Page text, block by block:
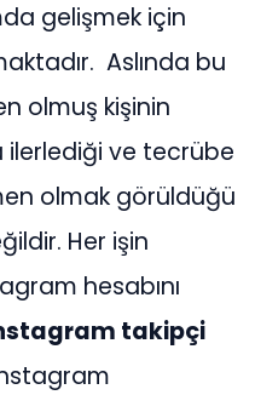
gelişmek için
Aslında bu
olmuş kişinin
ve tecrübe
olmak görüldüğü
Her işin
hesabını
takipçi